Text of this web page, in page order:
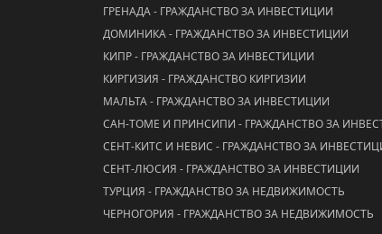
ГРЕНАДА - ГРАЖДАНСТВО ЗА ИНВЕСТИЦИИ
ДОМИНИКА - ГРАЖДАНСТВО ЗА ИНВЕСТИЦИИ
КИПР - ГРАЖДАНСТВО ЗА ИНВЕСТИЦИИ
КИРГИЗИЯ - ГРАЖДАНСТВО КИРГИЗИИ
МАЛЬТА - ГРАЖДАНСТВО ЗА ИНВЕСТИЦИИ
САН-ТОМЕ И ПРИНСИПИ - ГРАЖДАНСТВО ЗА
СЕНТ-КИТС И НЕВИС - ГРАЖДАНСТВО ЗА
СЕНТ-ЛЮСИЯ - ГРАЖДАНСТВО ЗА ИНВЕСТИЦИИ
ТУРЦИЯ - ГРАЖДАНСТВО ЗА НЕДВИЖИМОСТЬ
ЧЕРНОГОРИЯ - ГРАЖДАНСТВО ЗА НЕДВИЖИМОСТЬ